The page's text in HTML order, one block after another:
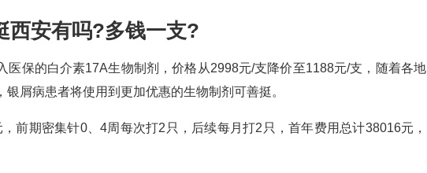
西安有吗?多钱一支?
医保的白介素17A生物制剂，价格从2998元/支降价至1188元/支，随着各地
屑病患者将使用到更加优惠的生物制剂可善挺。
前期密集针0、4周每次打2只，后续每月打2只，首年费用总计38016元，